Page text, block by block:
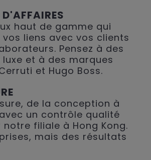
haut de gamme qui
liens avec vos clients
Pensez à des
et à des marques
et Hugo Boss.
de la conception à
un contrôle qualité
filiale à Hong Kong.
mais des résultats